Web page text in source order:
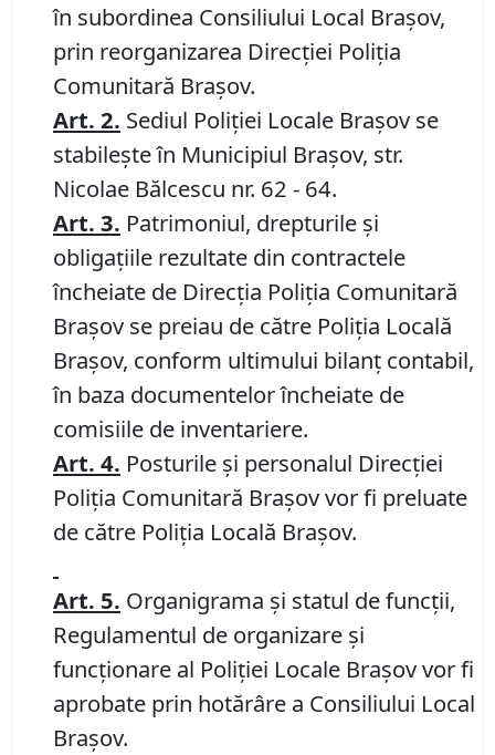
în subordinea Consiliului Local Braşov,
prin reorganizarea Direcţiei Poliţia
Comunitară Braşov.
Art. 2. Sediul Poliţiei Locale Braşov se
stabileşte în Municipiul Braşov, str.
Nicolae Bălcescu nr. 62 - 64.
Art. 3. Patrimoniul, drepturile şi
obligaţiile rezultate din contractele
încheiate de Direcţia Poliţia Comunitară
Braşov se preiau de către Poliţia Locală
Braşov, conform ultimului bilanţ contabil,
în baza documentelor încheiate de
comisiile de inventariere.
Art. 4. Posturile şi personalul Direcţiei
Poliţia Comunitară Braşov vor fi preluate
de către Poliţia Locală Braşov.
Art. 5. Organigrama şi statul de funcţii,
Regulamentul de organizare şi
funcţionare al Poliţiei Locale Braşov vor fi
aprobate prin hotărâre a Consiliului Local
Braşov.